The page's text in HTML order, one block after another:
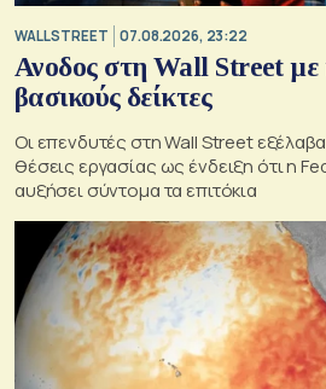
WALL STREET 07.08.2026, 23:22
Ανοδος στη Wall Street με
βασικούς δείκτες
Οι επενδυτές στη Wall Street
θέσεις εργασίας ως ένδειξη ότι η
αυξήσει σύντομα τα επιτόκια